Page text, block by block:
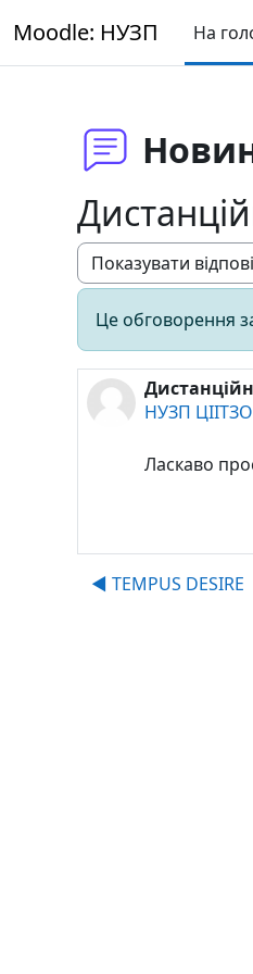
Moodle: НУЗП На
Тип показу
Це обговорення
НУЗП
Кількість
Ласкаво
◀︎ TEMPUS DESIRE